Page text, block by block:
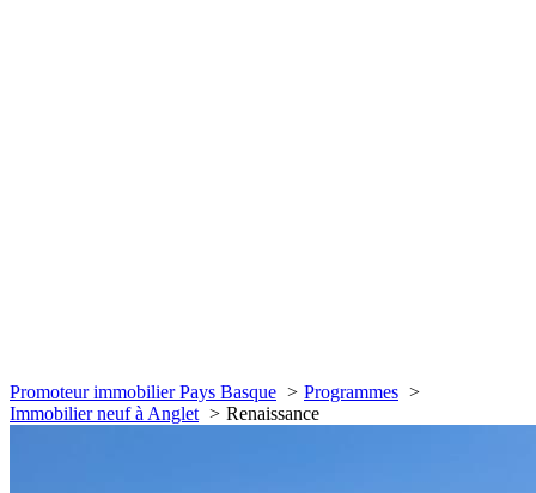
Promoteur immobilier Pays Basque
Programmes
Immobilier neuf à Anglet
Renaissance